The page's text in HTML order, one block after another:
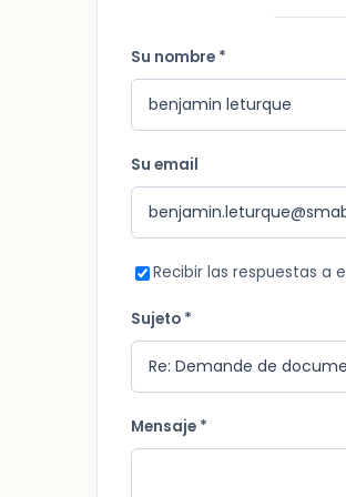
Su nombre *
Su email
Recibir las respuestas a
Sujeto *
Mensaje *